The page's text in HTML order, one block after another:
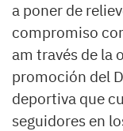
a poner de
compromiso
am través de la
promoción del
deportiva que
seguidores en